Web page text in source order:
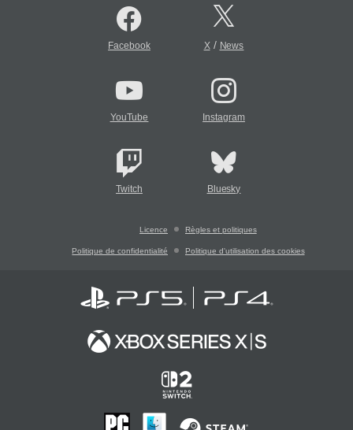
Facebook X/ News
YouTube Instagram
Twitch Bluesky
Licence Règles et politiques
Politique de confidentialité Politique d'utilisation des cookies